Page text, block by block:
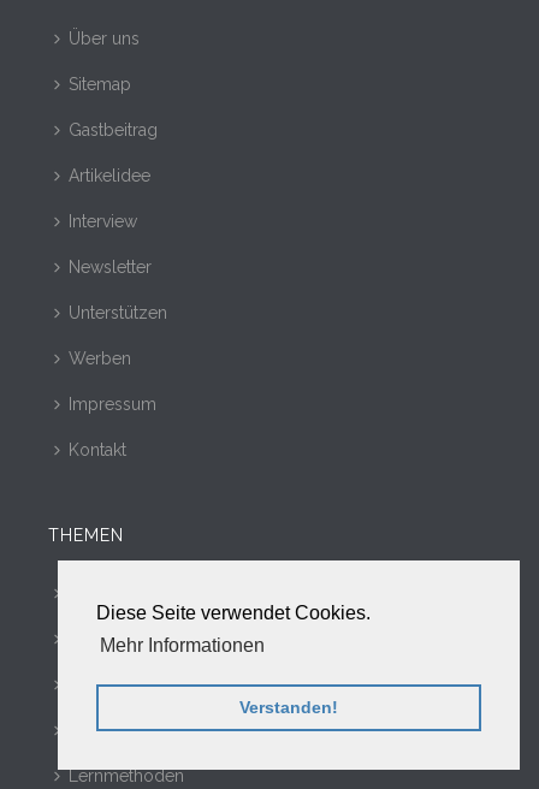
Diese Seite verwendet Cookies.
Mehr Informationen
Verstanden!
Über uns
Sitemap
Gastbeitrag
Artikelidee
Interview
Newsletter
Unterstützen
Werben
Impressum
Kontakt
THEMEN
Lernportale
eLearning
Tools
Lernmethoden